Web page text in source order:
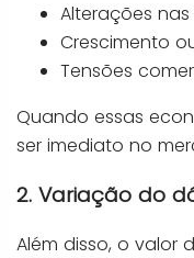
Alterações
Crescimento
Tensões
Quando essas
ser imediato no
2. Variação do
Além disso, o valor